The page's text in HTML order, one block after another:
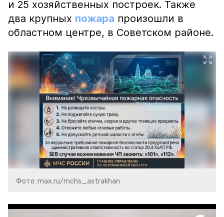
и 25 хозяйственных построек. Также
два крупных пожара произошли в
областном центре, в Советском районе.
Фото: max.ru/mchs_astrakhan